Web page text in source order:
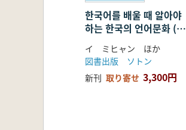
한국어를 배울 때 알아야
하는 한국의 언어문화 (韓
くべき 韓国の言語文化)
イ ミヒャン ほか
図書出版 ソトン
新刊 取り寄せ 3,300円